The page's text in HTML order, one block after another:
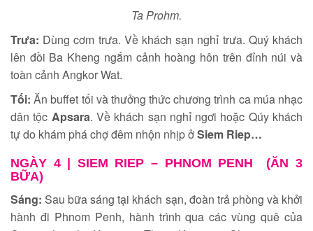
Ta Prohm.
Trưa: Dùng cơm trưa. Về khách sạn nghỉ trưa. Quý khách
lên đồi Ba Kheng ngắm cảnh hoàng hôn trên đỉnh núi và
toàn cảnh Angkor Wat.
Tối: Ăn buffet tối và thưởng thức chương trình ca múa nhạc
dân tộc Apsara. Về khách sạn nghỉ ngơi hoặc Qúy khách
tự do khám phá chợ đêm nhộn nhịp ởSiem Riep…
NGÀY 4 |
SIEM RIEP – PHNOM PENH (ĂN 3
BỮA)
Sáng: Sau bữa sáng tại khách sạn, đoàn trả phòng và khởi
hành đi Phnom Penh, hành trình qua các vùng quê của